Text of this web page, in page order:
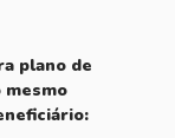
plano de
mesmo